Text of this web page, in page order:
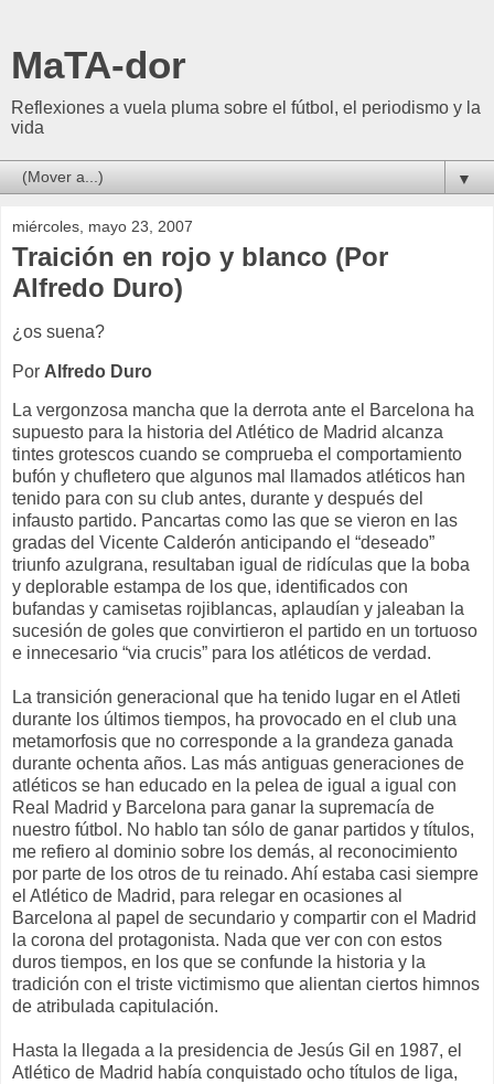
MaTA-dor
Reflexiones a vuela pluma sobre el fútbol, el periodismo y la
vida
▼
miércoles, mayo 23, 2007
Traición en rojo y blanco (Por
Alfredo Duro)
¿os suena?
Por Alfredo Duro
La vergonzosa mancha que la derrota ante el Barcelona ha
supuesto para la historia del Atlético de Madrid alcanza
tintes grotescos cuando se comprueba el comportamiento
bufón y chufletero que algunos mal llamados atléticos han
tenido para con su club antes, durante y después del
infausto partido. Pancartas como las que se vieron en las
gradas del Vicente Calderón anticipando el “deseado”
triunfo azulgrana, resultaban igual de ridículas que la boba
y deplorable estampa de los que, identificados con
bufandas y camisetas rojiblancas, aplaudían y jaleaban la
sucesión de goles que convirtieron el partido en un tortuoso
e innecesario “via crucis” para los atléticos de verdad.
La transición generacional que ha tenido lugar en el Atleti
durante los últimos tiempos, ha provocado en el club una
metamorfosis que no corresponde a la grandeza ganada
durante ochenta años. Las más antiguas generaciones de
atléticos se han educado en la pelea de igual a igual con
Real Madrid y Barcelona para ganar la supremacía de
nuestro fútbol. No hablo tan sólo de ganar partidos y títulos,
me refiero al dominio sobre los demás, al reconocimiento
por parte de los otros de tu reinado. Ahí estaba casi siempre
el Atlético de Madrid, para relegar en ocasiones al
Barcelona al papel de secundario y compartir con el Madrid
la corona del protagonista. Nada que ver con con estos
duros tiempos, en los que se confunde la historia y la
tradición con el triste victimismo que alientan ciertos himnos
de atribulada capitulación.
Hasta la llegada a la presidencia de Jesús Gil en 1987, el
Atlético de Madrid había conquistado ocho títulos de liga,